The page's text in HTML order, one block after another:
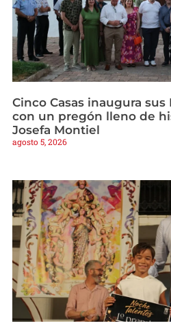
Cinco Casas inaugura sus
con un pregón lleno de
Josefa Montiel
agosto 5, 2026